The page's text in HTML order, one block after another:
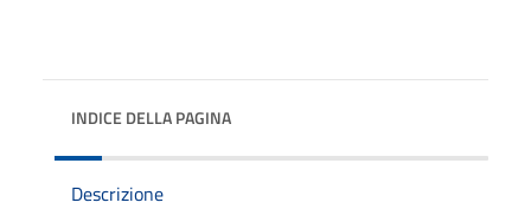
INDICE DELLA PAGINA
Descrizione